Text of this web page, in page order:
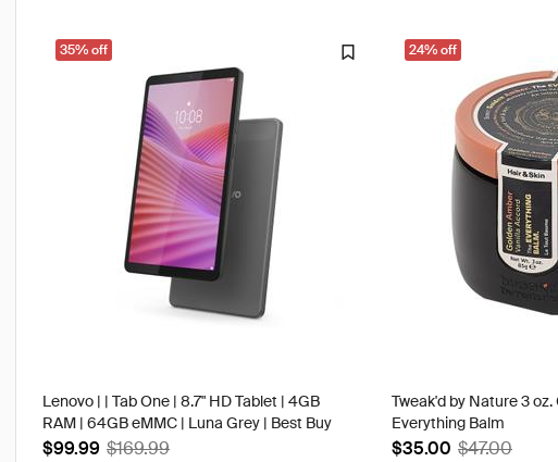
35% off
Lenovo | | Tab One | 8.7" HD Tablet | 4GB
RAM | 64GB eMMC | Luna Grey | Best Buy
$99.99 $169.99
24% off
Tweak'd by Nature 3
Everything Balm
$35.00 $47.00